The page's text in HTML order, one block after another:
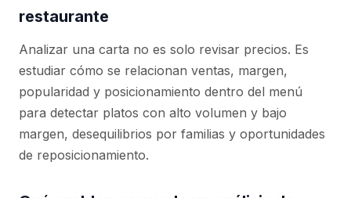
restaurante
Analizar una carta no es solo revisar precios. Es
estudiar cómo se relacionan ventas, margen,
popularidad y posicionamiento dentro del menú
para detectar platos con alto volumen y bajo
margen, desequilibrios por familias y oportunidades
de reposicionamiento.